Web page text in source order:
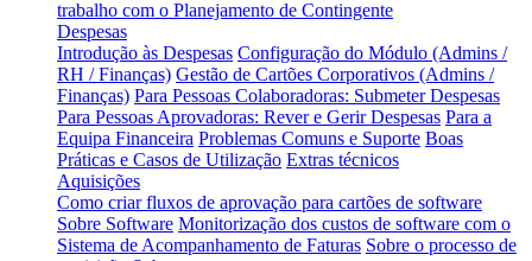
trabalho com o Planejamento de Contingente
Despesas
Introdução às Despesas Configuração do Módulo (Admins /
RH / Finanças) Gestão de Cartões Corporativos (Admins /
Finanças) Para Pessoas Colaboradoras: Submeter Despesas
Para Pessoas Aprovadoras: Rever e Gerir Despesas Para a
Equipa Financeira Problemas Comuns e Suporte Boas
Práticas e Casos de Utilização Extras técnicos
Aquisições
Como criar fluxos de aprovação para cartões de software
Sobre Software Monitorização dos custos de software com o
Sistema de Acompanhamento de Faturas Sobre o processo de